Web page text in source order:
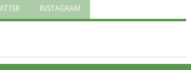
la relazione di Tiziano Pesce al CN Uisp
INSTAGRAM